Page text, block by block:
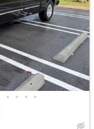
• • • •